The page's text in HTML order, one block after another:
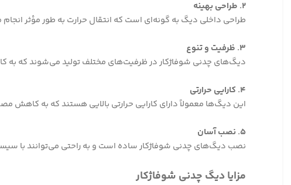
۲. طراحی بهینه
طراحی داخلی دیگ به گونه‌ای است که انتقال حرارت به طور مؤثر
۳. ظرفیت و تنوع
دیگ‌های چدنی شوفاژکار در ظرفیت‌های مختلف تولید می‌شوند که به
۴. کارایی حرارتی
این دیگ‌ها معمولاً دارای کارایی حرارتی بالایی هستند که به
۵. نصب آسان
نصب دیگ‌های چدنی شوفاژکار ساده است و به راحتی می‌توانند با
مزایا دیگ چدنی شوفاژکار